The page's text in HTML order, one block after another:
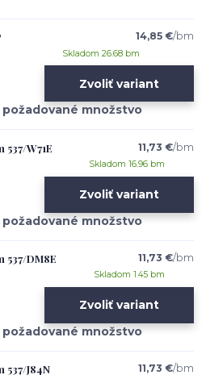
14,85 €/bm
Skladom 26.68 bm
Zvoliť variant
537/W71E 11,73 €/bm
Skladom 16.96 bm
Zvoliť variant
537/DM8E 11,73 €/bm
Skladom 1.45 bm
Zvoliť variant
537/J84N 11,73 €/bm